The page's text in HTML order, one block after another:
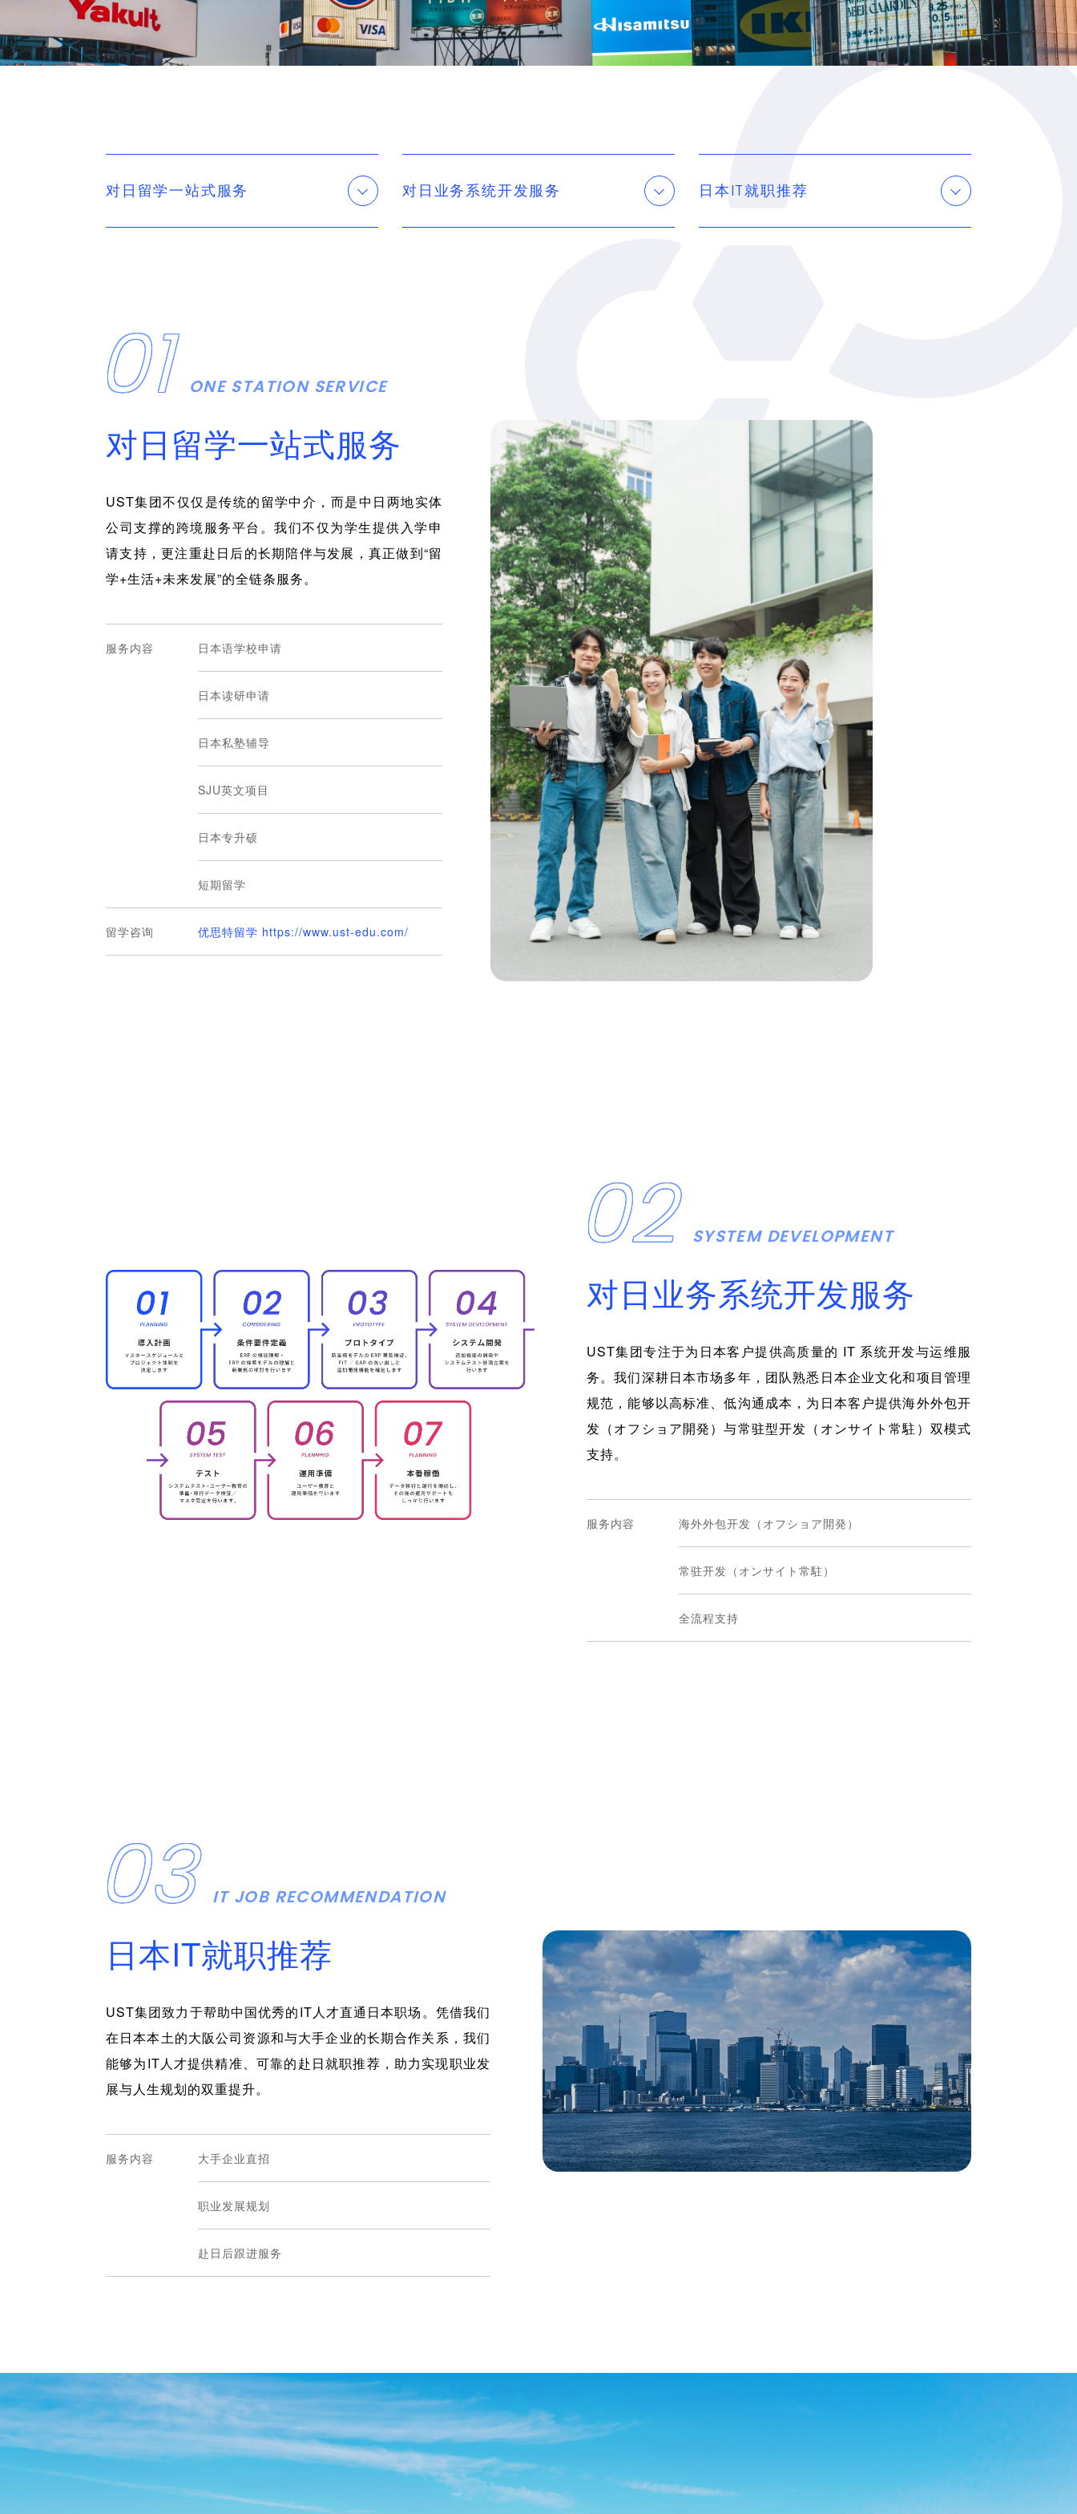
对日留学一站式服务 对日业务系统开发服务 日本IT就职推荐
01 ONE STATION SERVICE
对日留学一站式服务
UST集团不仅仅是传统的留学中介，而是中日两地实体
公司支撑的跨境服务平台。我们不仅为学生提供入学申
请支持，更注重赴日后的长期陪伴与发展，真正做到“留
学+生活+未来发展”的全链条服务。
服务内容 日本语学校申请
日本读研申请
日本私塾辅导
SJU英文项目
日本专升硕
短期留学
留学咨询 优思特留学 https://www.ust-edu.com/
02 SYSTEM DEVELOPMENT
对日业务系统开发服务
UST集团专注于为日本客户提供高质量的 IT 系统开发与运维服
务。我们深耕日本市场多年，团队熟悉日本企业文化和项目管理
规范，能够以高标准、低沟通成本，为日本客户提供海外外包开
发（オフショア開発）与常驻型开发（オンサイト常駐）双模式
支持。
服务内容 海外外包开发（オフショア開発）
常驻开发（オンサイト常駐）
全流程支持
03 IT JOB RECOMMENDATION
日本IT就职推荐
UST集团致力于帮助中国优秀的IT人才直通日本职场。凭借我们
在日本本土的大阪公司资源和与大手企业的长期合作关系，我们
能够为IT人才提供精准、可靠的赴日就职推荐，助力实现职业发
展与人生规划的双重提升。
服务内容 大手企业直招
职业发展规划
赴日后跟进服务